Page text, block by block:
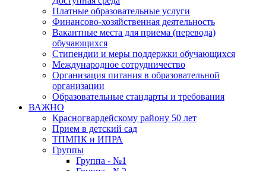
Платные образовательные услуги
Финансово-хозяйственная деятельность
Вакантные места для приема (перевода)
обучающихся
Стипендии и меры поддержки обучающихся
Международное сотрудничество
Организация питания в образовательной
организации
Образовательные стандарты и требования
ВАЖНО
Красногвардейскому району 50 лет
Прием в детский сад
ТПМПК и ИПРА
Группы
Группа - №1